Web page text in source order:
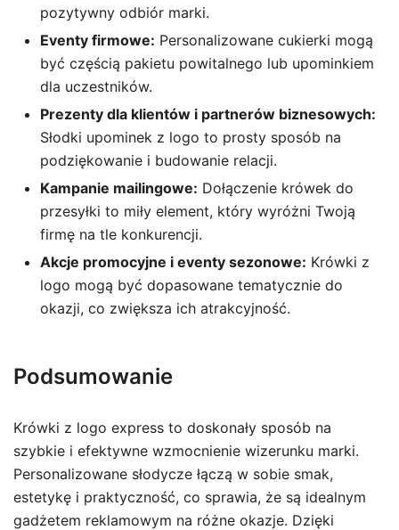
pozytywny odbiór marki.
Eventy firmowe: Personalizowane cukierki mogą
być częścią pakietu powitalnego lub upominkiem
dla uczestników.
Prezenty dla klientów i partnerów biznesowych:
Słodki upominek z logo to prosty sposób na
podziękowanie i budowanie relacji.
Kampanie mailingowe: Dołączenie krówek do
przesyłki to miły element, który wyróżni Twoją
firmę na tle konkurencji.
Akcje promocyjne i eventy sezonowe: Krówki z
logo mogą być dopasowane tematycznie do
okazji, co zwiększa ich atrakcyjność.
Podsumowanie
Krówki z logo express to doskonały sposób na
szybkie i efektywne wzmocnienie wizerunku marki.
Personalizowane słodycze łączą w sobie smak,
estetykę i praktyczność, co sprawia, że są idealnym
gadżetem reklamowym na różne okazje. Dzięki